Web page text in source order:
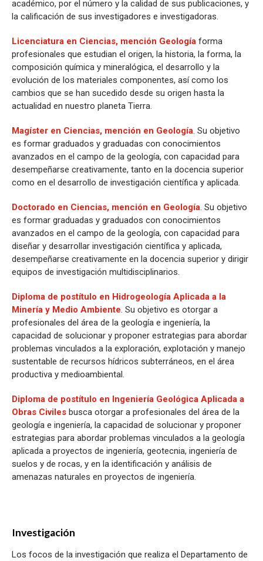
académico, por el número y la calidad de sus publicaciones, y
la calificación de sus investigadores e investigadoras.
Licenciatura en Ciencias, mención Geología forma
profesionales que estudian el origen, la historia, la forma, la
composición química y mineralógica, el desarrollo y la
evolución de los materiales componentes, así como los
cambios que se han sucedido desde su origen hasta la
actualidad en nuestro planeta Tierra.
Magíster en Ciencias, mención en Geología. Su objetivo
es formar graduados y graduadas con conocimientos
avanzados en el campo de la geología, con capacidad para
desempeñarse creativamente, tanto en la docencia superior
como en el desarrollo de investigación científica y aplicada.
Doctorado en Ciencias, mención en Geología. Su objetivo
es formar graduadas y graduados con conocimientos
avanzados en el campo de la geología, con capacidad para
diseñar y desarrollar investigación científica y aplicada,
desempeñarse creativamente en la docencia superior y dirigir
equipos de investigación multidisciplinarios.
Diploma de postítulo en Hidrogeología Aplicada a la
Minería y Medio Ambiente. Su objetivo es otorgar a
profesionales del área de la geología e ingeniería, la
capacidad de solucionar y proponer estrategias para abordar
problemas vinculados a la exploración, explotación y manejo
sustentable de recursos hídricos subterráneos, en el área
productiva y medioambiental.
Diploma de postítulo en Ingeniería Geológica Aplicada a
Obras Civiles busca otorgar a profesionales del área de la
geología e ingeniería, la capacidad de solucionar y proponer
estrategias para abordar problemas vinculados a la geología
aplicada a proyectos de ingeniería, geotecnia, ingeniería de
suelos y de rocas, y en la identificación y análisis de
amenazas naturales en proyectos de ingeniería.
Investigación
Los focos de la investigación que realiza el Departamento de